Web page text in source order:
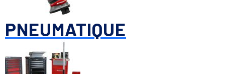
PNEUMATIQUE